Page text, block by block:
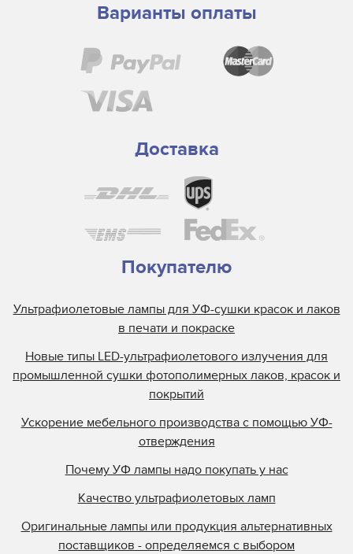
Варианты оплаты
Доставка
Покупателю
Ультрафиолетовые лампы для УФ-сушки красок и лаков
в печати и покраске
Новые типы LED-ультрафиолетового излучения для
промышленной сушки фотополимерных лаков, красок и
покрытий
Ускорение мебельного производства с помощью УФ-
отверждения
Почему УФ лампы надо покупать у нас
Качество ультрафиолетовых ламп
Оригинальные лампы или продукция альтернативных
поставщиков - определяемся с выбором